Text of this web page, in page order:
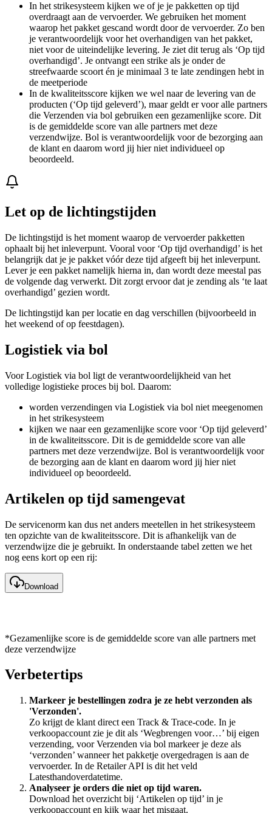
In het strikesysteem kijken we of je je pakketten op tijd
overdraagt aan de vervoerder. We gebruiken het moment
waarop het pakket gescand wordt door de vervoerder. Zo ben
je verantwoordelijk voor het overhandigen van het pakket,
niet voor de uiteindelijke levering. Je ziet dit terug als ‘Op tijd
overhandigd’. Je ontvangt een strike als je onder de
streefwaarde scoort én je minimaal 3 te late zendingen hebt in
de meetperiode
In de kwaliteitsscore kijken we wel naar de levering van de
producten (‘Op tijd geleverd’), maar geldt er voor alle partners
die Verzenden via bol gebruiken een gezamenlijke score. Dit
is de gemiddelde score van alle partners met deze
verzendwijze. Bol is verantwoordelijk voor de bezorging aan
de klant en daarom word jij hier niet individueel op
beoordeeld.
Let op de lichtingstijden
De lichtingstijd is het moment waarop de vervoerder pakketten
ophaalt bij het inleverpunt. Vooral voor ‘Op tijd overhandigd’ is het
belangrijk dat je je pakket vóór deze tijd afgeeft bij het inleverpunt.
Lever je een pakket namelijk hierna in, dan wordt deze meestal pas
de volgende dag verwerkt. Dit zorgt ervoor dat je zending als ‘te laat
overhandigd’ gezien wordt.
De lichtingstijd kan per locatie en dag verschillen (bijvoorbeeld in
het weekend of op feestdagen).
Logistiek via bol
Voor Logistiek via bol ligt de verantwoordelijkheid van het
volledige logistieke proces bij bol. Daarom:
worden verzendingen via Logistiek via bol niet meegenomen
in het strikesysteem
kijken we naar een gezamenlijke score voor ‘Op tijd geleverd’
in de kwaliteitsscore. Dit is de gemiddelde score van alle
partners met deze verzendwijze. Bol is verantwoordelijk voor
de bezorging aan de klant en daarom word jij hier niet
individueel op beoordeeld.
Artikelen op tijd samengevat
De servicenorm kan dus net anders meetellen in het strikesysteem
ten opzichte van de kwaliteitsscore. Dit is afhankelijk van de
verzendwijze die je gebruikt. In onderstaande tabel zetten we het
nog eens kort op een rij:
Download
*Gezamenlijke score is de gemiddelde score van alle partners met
deze verzendwijze
Verbetertips
Markeer je bestellingen zodra je ze hebt verzonden als
'Verzonden'.
Zo krijgt de klant direct een Track & Trace-code. In je
verkoopaccount zie je dit als ‘Wegbrengen voor…’ bij eigen
verzending, voor Verzenden via bol markeer je deze als
‘verzonden’ wanneer het pakketje overgedragen is aan de
vervoerder. In de Retailer API is dit het veld
Latesthandoverdatetime.
Analyseer je orders die niet op tijd waren.
Download het overzicht bij ‘Artikelen op tijd’ in je
verkoopaccount en kijk waar het misgaat.